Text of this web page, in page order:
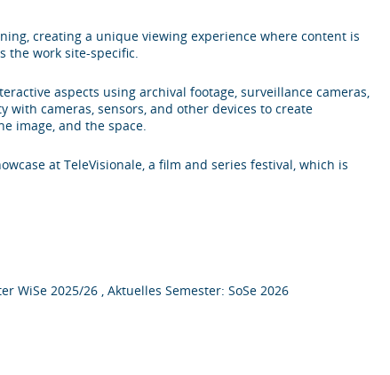
creating a unique viewing experience where content is
the work site-specific.
aspects using archival footage, surveillance cameras,
cameras, sensors, and other devices to create
image, and the space.
at TeleVisionale, a film and series festival, which is
2025/26 , Aktuelles Semester: SoSe 2026